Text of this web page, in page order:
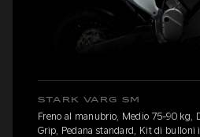
STARK VARG SM
Freno al manubrio, Medio 75-90 kg,
Grip, Pedana standard, Kit di bulloni